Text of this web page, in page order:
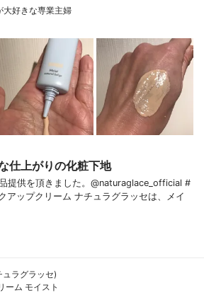
大好きな専業主婦
仕上がりの化粧下地
提供を頂きました。@naturaglace_official #
アップクリーム ナチュラグラッセは、メイ
ラグラッセ)
ーム モイスト